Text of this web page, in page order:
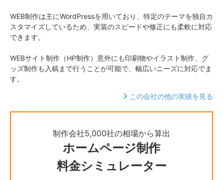
WEB制作は主にWordPressを用いており、特定のテーマを独自カ
スタマイズしているため、実装のスピードや修正にも柔軟に対応
できます。
WEBサイト制作（HP制作）意外にも印刷物やイラスト制作、グ
ッズ制作も入稿まで行うことが可能で、幅広いニーズに対応でま
す。
この会社の他の実績を見る
制作会社5,000社の相場から算出
ホームページ制作
料金シミュレーター